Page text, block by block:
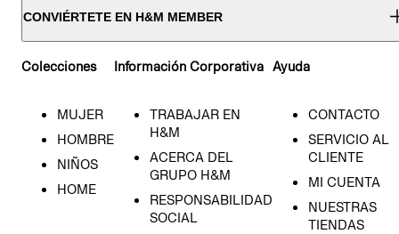
CONVIÉRTETE EN H&M MEMBER
Colecciones
MUJER
HOMBRE
NIÑOS
HOME
Información Corporativa
TRABAJAR EN
H&M
ACERCA DEL
GRUPO H&M
RESPONSABILIDAD
SOCIAL
Ayuda
CONTACTO
SERVICIO AL
CLIENTE
MI CUENTA
NUESTRAS
TIENDAS